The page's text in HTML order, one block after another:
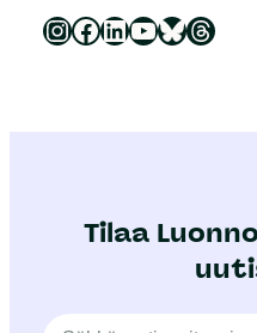
Luonnonsuojeluliitto Instagramissa Luonnonsuojeluliitto Facebookissa Luonnonsuojeluliitto LinkedInissä Luonnonsuojeluliiton YouTube-kanava Luonnonsuojeluliitto Blueskyssa Luonnonsuojeluliitto Threadsissa
Tilaa